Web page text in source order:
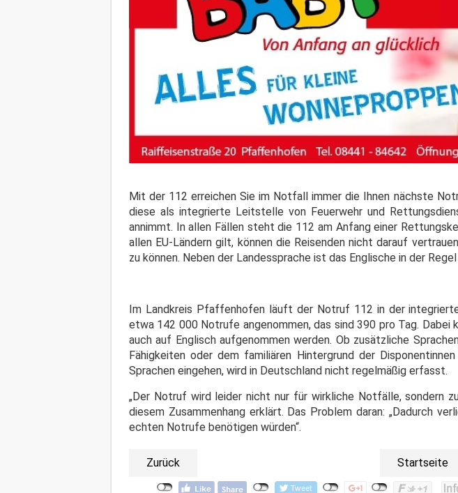
Mit der 112 erreichen Sie im Notfall immer die Ihnen nächste
diese als integrierte Leitstelle von Feuerwehr und
annimmt. In allen Fällen steht die 112 am Anfang einer
allen EU-Ländern gilt, können die Reisenden nicht darauf
zu können. Neben der Landessprache ist das Englische in der
Im Landkreis Pfaffenhofen läuft der Notruf 112 in der
etwa 142 000 Notrufe angenommen, das sind 390 pro Tag.
auch auf Englisch aufgenommen werden. Ob zusätzliche
Fähigkeiten oder dem familiären Hintergrund der
Sprachen eingehen, wird in Deutschland nicht regelmäßig erfasst.
„Der Notruf wird leider nicht nur für wirkliche Notfälle, sondern
diesem Zusammenhang erklärt. Das Problem daran: „Dadurch
echten Notrufe benötigen würden“.
Zurück Startseite